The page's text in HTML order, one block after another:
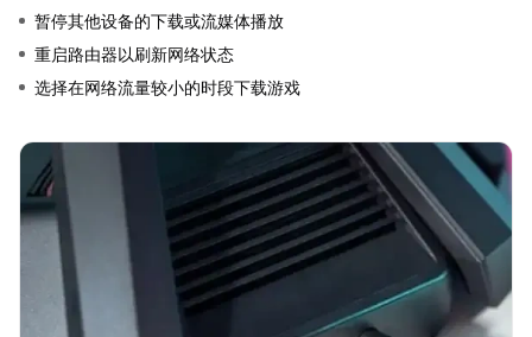
暂停其他设备的下载或流媒体播放
重启路由器以刷新网络状态
选择在网络流量较小的时段下载游戏